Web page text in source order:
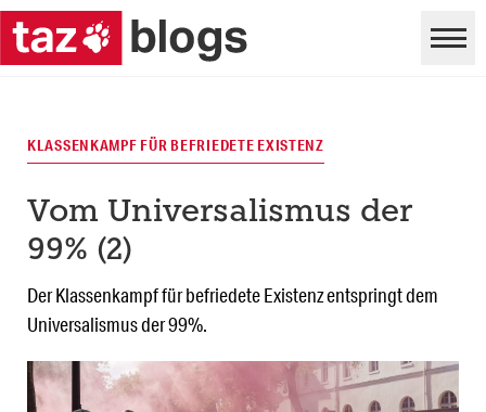
KLASSENKAMPF FÜR BEFRIEDETE EXISTENZ
Vom Universalismus der
99% (2)
Der Klassenkampf für befriedete Existenz entspringt dem
Universalismus der 99%.